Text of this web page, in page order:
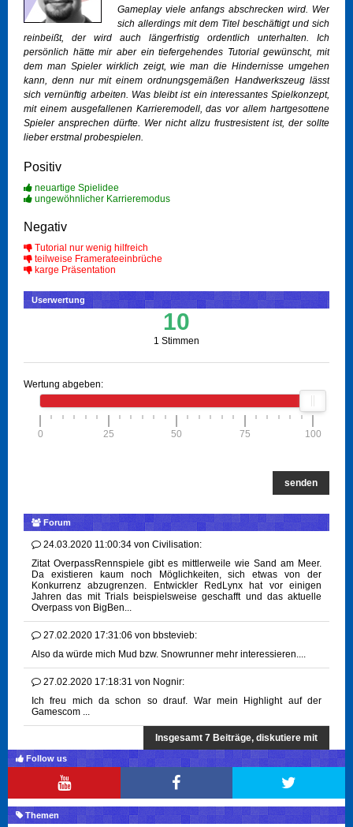
Gameplay viele anfangs abschrecken wird. Wer
sich allerdings mit dem Titel beschäftigt und sich
reinbeißt, der wird auch längerfristig ordentlich unterhalten. Ich
persönlich hätte mir aber ein tiefergehendes Tutorial gewünscht, mit
dem man Spieler wirklich zeigt, wie man die Hindernisse umgehen
kann, denn nur mit einem ordnungsgemäßen Handwerkszeug lässt
sich vernünftig arbeiten. Was bleibt ist ein interessantes Spielkonzept,
mit einem ausgefallenen Karrieremodell, das vor allem hartgesottene
Spieler ansprechen dürfte. Wer nicht allzu frustresistent ist, der sollte
lieber erstmal probespielen.
Positiv
neuartige Spielidee
ungewöhnlicher Karrieremodus
Negativ
Tutorial nur wenig hilfreich
teilweise Framerateeinbrüche
karge Präsentation
Userwertung
10
1 Stimmen
Wertung abgeben:
0 25 50 75 100
senden
Forum
24.03.2020 11:00:34 von Civilisation:
Zitat OverpassRennspiele gibt es mittlerweile wie Sand am Meer.
Da existieren kaum noch Möglichkeiten, sich etwas von der
Konkurrenz abzugrenzen. Entwickler RedLynx hat vor einigen
Jahren das mit Trials beispielsweise geschafft und das aktuelle
Overpass von BigBen...
27.02.2020 17:31:06 von bbstevieb:
Also da würde mich Mud bzw. Snowrunner mehr interessieren....
27.02.2020 17:18:31 von Nognir:
Ich freu mich da schon so drauf. War mein Highlight auf der
Gamescom ...
Insgesamt 7 Beiträge, diskutiere mit
Follow us
Themen